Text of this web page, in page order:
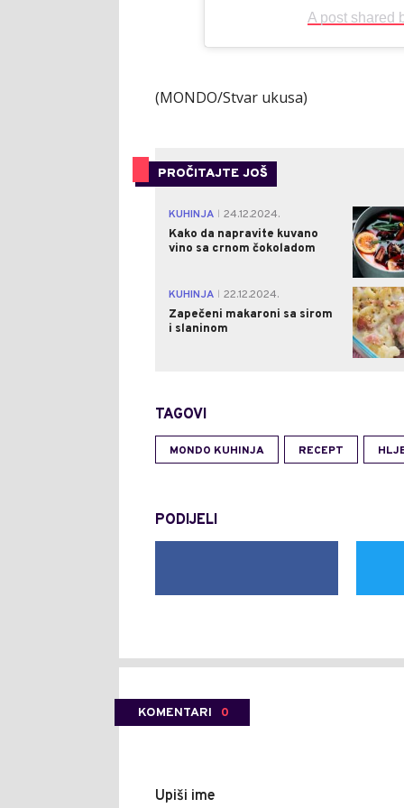
A post shared
(MONDO/Stvar ukusa)
PROČITAJTE JOŠ
KUHINJA
24.12.2024.
Kako da napravite kuvano
vino sa crnom čokoladom
KUHINJA
22.12.2024.
Zapečeni makaroni sa sirom
i slaninom
TAGOVI
MONDO KUHINJA RECEPT
PODIJELI
KOMENTARI 0
Upiši ime